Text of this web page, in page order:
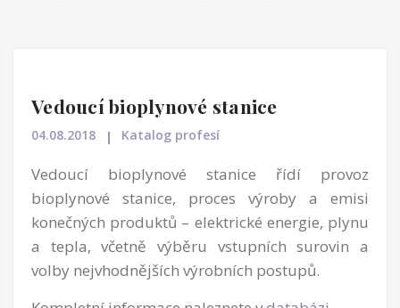
Vedoucí bioplynové stanice
04.08.2018 Katalog profesí
Vedoucí bioplynové stanice řídí provoz
bioplynové stanice, proces výroby a emisi
konečných produktů – elektrické energie, plynu
a tepla, včetně výběru vstupních surovin a
volby nejvhodnějších výrobních postupů.